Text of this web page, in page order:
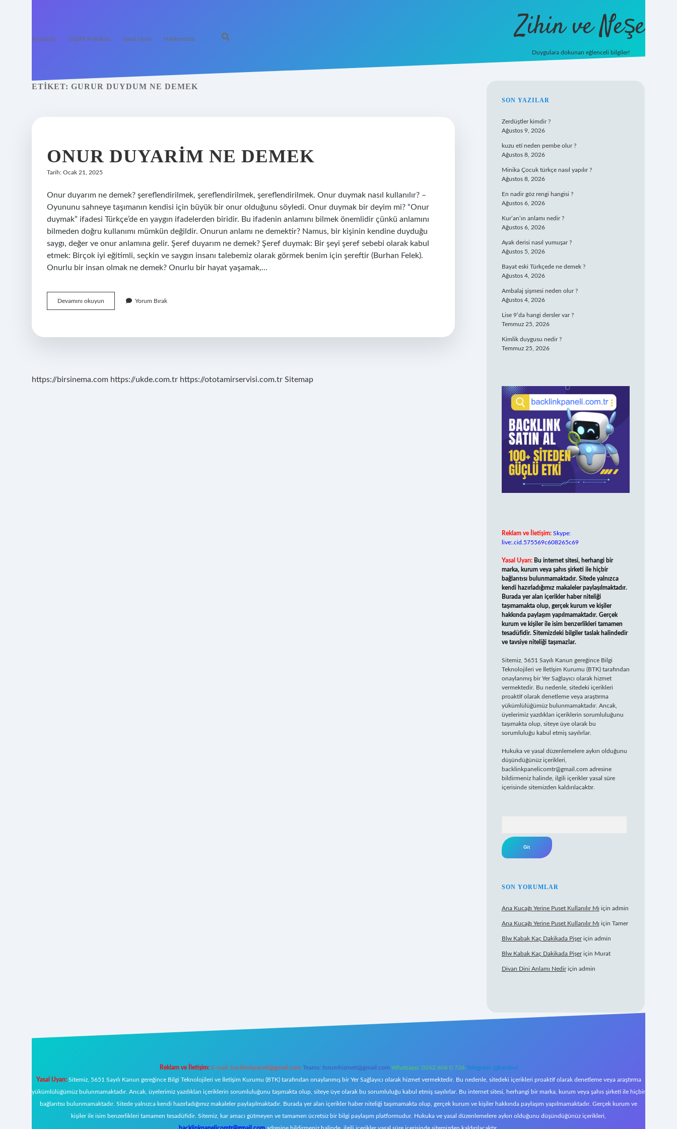
Anasayfa Gizlilik Politikası Yasal Uyarı Hakkımızda Zihin ve Neşe
Duygulara dokunan eğlenceli bilgiler!
ETIKET: GURUR DUYDUM NE DEMEK
ONUR DUYARIM NE DEMEK
Tarih: Ocak 21, 2025
Onur duyarım ne demek? şereflendirilmek, şereflendirilmek, şereflendirilmek. Onur duymak nasıl kullanılır? –
Oyununu sahneye taşımanın kendisi için büyük bir onur olduğunu söyledi. Onur duymak bir deyim mi? “Onur
duymak” ifadesi Türkçe’de en yaygın ifadelerden biridir. Bu ifadenin anlamını bilmek önemlidir çünkü anlamını
bilmeden doğru kullanımı mümkün değildir. Onurun anlamı ne demektir? Namus, bir kişinin kendine duyduğu
saygı, değer ve onur anlamına gelir. Şeref duyarım ne demek? Şeref duymak: Bir şeyi şeref sebebi olarak kabul
etmek: Birçok iyi eğitimli, seçkin ve saygın insanı talebemiz olarak görmek benim için şereftir (Burhan Felek).
Onurlu bir insan olmak ne demek? Onurlu bir hayat yaşamak,…
Devamını okuyun
Duyarim
Yorum Bırak
https://birsinema.com https://ukde.com.tr https://ototamirservisi.com.tr Sitemap
SIDEBAR
SON YAZILAR
Zerdüştler kimdir ?
Ağustos 9, 2026
kuzu eti neden pembe olur ?
Ağustos 8, 2026
Minika Çocuk türkçe nasıl yapılır ?
Ağustos 8, 2026
En nadir göz rengi hangisi ?
Ağustos 6, 2026
Kur’an’ın anlamı nedir ?
Ağustos 6, 2026
Ayak derisi nasıl yumuşar ?
Ağustos 5, 2026
Bayat eski Türkçede ne demek ?
Ağustos 4, 2026
Ambalaj şişmesi neden olur ?
Ağustos 4, 2026
Lise 9’da hangi dersler var ?
Temmuz 25, 2026
Kimlik duygusu nedir ?
Temmuz 25, 2026
Reklam ve İletişim: Skype:
live:.cid.575569c608265c69
Yasal Uyarı: Bu internet sitesi, herhangi bir
marka, kurum veya şahıs şirketi ile hiçbir
bağlantısı bulunmamaktadır. Sitede yalnızca
kendi hazırladığımız makaleler paylaşılmaktadır.
Burada yer alan içerikler haber niteliği
taşımamakta olup, gerçek kurum ve kişiler
hakkında paylaşım yapılmamaktadır. Gerçek
kurum ve kişiler ile isim benzerlikleri tamamen
tesadüfidir. Sitemizdeki bilgiler taslak halindedir
ve tavsiye niteliği taşımazlar.
Sitemiz, 5651 Sayılı Kanun gereğince Bilgi
Teknolojileri ve İletişim Kurumu (BTK) tarafından
onaylanmış bir Yer Sağlayıcı olarak hizmet
vermektedir. Bu nedenle, sitedeki içerikleri
proaktif olarak denetleme veya araştırma
yükümlülüğümüz bulunmamaktadır. Ancak,
üyelerimiz yazdıkları içeriklerin sorumluluğunu
taşımakta olup, siteye üye olarak bu
sorumluluğu kabul etmiş sayılırlar.
Hukuka ve yasal düzenlemelere aykırı olduğunu
düşündüğünüz içerikleri,
backlinkpanelicomtr@gmail.com adresine
bildirmeniz halinde, ilgili içerikler yasal süre
içerisinde sitemizden kaldırılacaktır.
SON YORUMLAR
Ana Kucağı Yerine Puset Kullanılır Mı için admin
Ana Kucağı Yerine Puset Kullanılır Mı için Tamer
Blw Kabak Kaç Dakikada Pişeriçin admin
Blw Kabak Kaç Dakikada Pişeriçin Murat
Divan Dini Anlamı Nediriçin admin
Reklam ve İletişim: E-mail: backlinkpaneli@gmail.com Teams: forumhizmeti@gmail.com Whatsapp: 0262 606 0 726 Telegram: @karabul
Yasal Uyarı:Sitemiz, 5651 Sayılı Kanun gereğince Bilgi Teknolojileri ve İletişim Kurumu (BTK) tarafından onaylanmış bir Yer Sağlayıcı olarak hizmet vermektedir. Bu nedenle, sitedeki içerikleri proaktif olarak denetleme veya araştırma
yükümlülüğümüz bulunmamaktadır. Ancak, üyelerimiz yazdıkları içeriklerin sorumluluğunu taşımakta olup, siteye üye olarak bu sorumluluğu kabul etmiş sayılırlar. Bu internet sitesi, herhangi bir marka, kurum veya şahıs şirketi ile hiçbir
bağlantısı bulunmamaktadır. Sitede yalnızca kendi hazırladığımız makaleler paylaşılmaktadır. Burada yer alan içerikler haber niteliği taşımamakta olup, gerçek kurum ve kişiler hakkında paylaşım yapılmamaktadır. Gerçek kurum ve
kişiler ile isim benzerlikleri tamamen tesadüfidir. Sitemiz, kar amacı gütmeyen ve tamamen ücretsiz bir bilgi paylaşım platformudur. Hukuka ve yasal düzenlemelere aykırı olduğunu düşündüğünüz içerikleri,